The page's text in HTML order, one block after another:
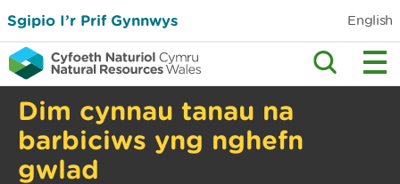
Sgipio I’r Prif Gynnwys English
Dim cynnau tanau na
barbiciws yng nghefn
gwlad